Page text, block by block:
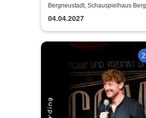
nichts! Lieder vom
und Schleifen lassen
Bergneustadt, Schauspielhaus
04.04.2027